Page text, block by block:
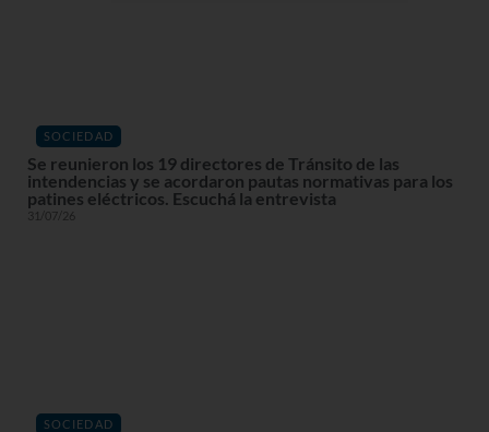
SOCIEDAD
Se reunieron los 19 directores de Tránsito de las
intendencias y se acordaron pautas normativas para los
patines eléctricos. Escuchá la entrevista
31/07/26
SOCIEDAD